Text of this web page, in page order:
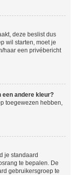
deze beslist dus
wil starten, moet je
haar een privébericht
andere kleur?
toegewezen hebben,
je standaard
te bepalen. De
gebruikersgroep te